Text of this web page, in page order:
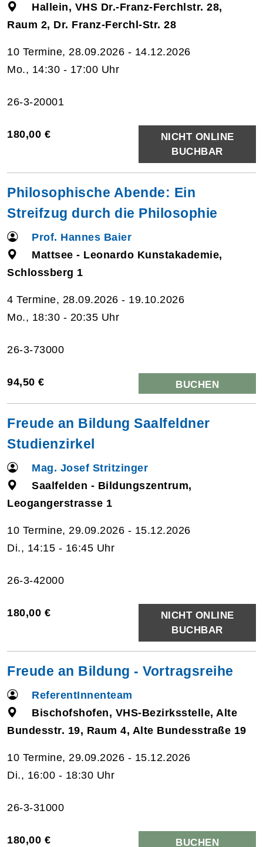
Hallein, VHS Dr.-Franz-Ferchlstr. 28,
Raum 2, Dr. Franz-Ferchl-Str. 28
10 Termine, 28.09.2026 - 14.12.2026
Mo., 14:30 - 17:00 Uhr
26-3-20001
180,00 €
NICHT ONLINE
BUCHBAR
Philosophische Abende: Ein
Streifzug durch die Philosophie
Prof. Hannes Baier
Mattsee - Leonardo Kunstakademie,
Schlossberg 1
4 Termine, 28.09.2026 - 19.10.2026
Mo., 18:30 - 20:35 Uhr
26-3-73000
94,50 € BUCHEN
Freude an Bildung Saalfeldner
Studienzirkel
Mag. Josef Stritzinger
Saalfelden - Bildungszentrum,
Leogangerstrasse 1
10 Termine, 29.09.2026 - 15.12.2026
Di., 14:15 - 16:45 Uhr
26-3-42000
180,00 €
NICHT ONLINE
BUCHBAR
Freude an Bildung - Vortragsreihe
ReferentInnenteam
Bischofshofen, VHS-Bezirksstelle, Alte
Bundesstr. 19, Raum 4, Alte Bundesstraße 19
10 Termine, 29.09.2026 - 15.12.2026
Di., 16:00 - 18:30 Uhr
26-3-31000
180,00 € BUCHEN